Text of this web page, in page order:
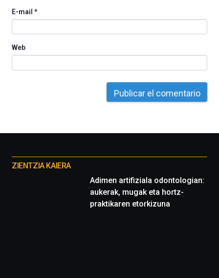
E-mail *
Web
proyectos
ZIENTZIA KAIERA
Adimen artifiziala odontologian:
aukerak, mugak eta hortz-
praktikaren etorkizuna